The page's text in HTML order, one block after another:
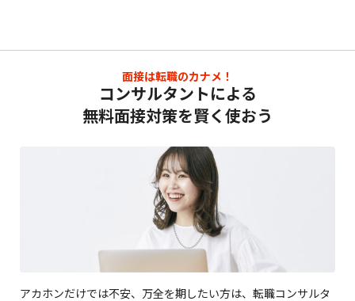
面接は転職のカナメ！
コンサルタントによる
無料面接対策を賢く使おう
アカホンだけでは不安、万全を期したい方は、転職コンサルタ